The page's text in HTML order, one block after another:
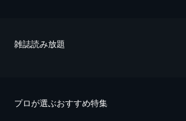
雑誌読み放題
プロが選ぶおすすめ特集